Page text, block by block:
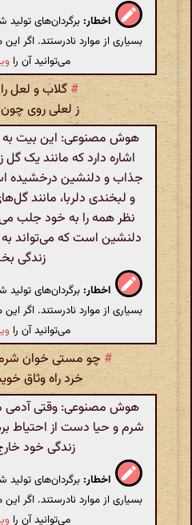
اخطار: برگردان‌های
بسیاری از موارد نادرستند. اگر
می‌توانید آن را
#گلاب و لعل را
ز لعلی روی چون
هوش مصنوعی: این بیت به
اشاره دارد که مانند یک گل
جذاب و دلنشین درخشیده
و لبخندی دلربا، مانند
نظر همه را به خود جلب
دلنشین است که می‌تواند
زندگی
اخطار: برگردان‌های
بسیاری از موارد نادرستند. اگر
می‌توانید آن را
# چو مستی خوان
خرد راه وثاق
هوش مصنوعی: وقتی
شرم و حیا دست از احتیاط
زندگی خود
اخطار: برگردان‌های
بسیاری از موارد نادرستند. اگر
می‌توانید آن را